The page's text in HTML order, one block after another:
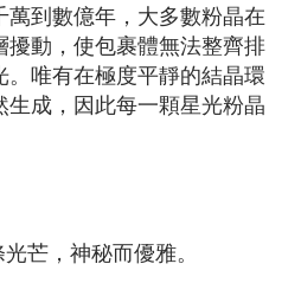
到數億年，大多數粉晶在
動，使包裹體無法整齊排
唯有在極度平靜的結晶環
成，因此每一顆星光粉晶
芒，神秘而優雅。